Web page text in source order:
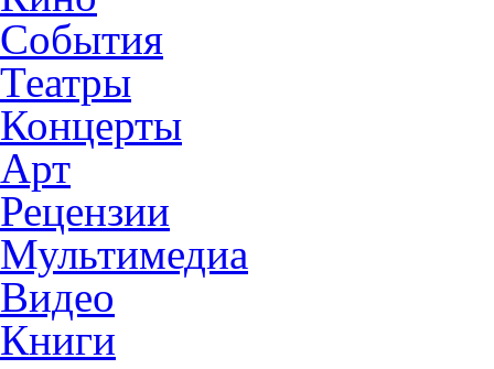
События
Театры
Концерты
Арт
Рецензии
Мультимедиа
Видео
Книги